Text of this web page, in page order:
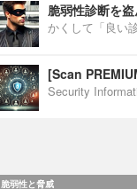
脆弱性診断を
かくして「良い
[Scan
Security
脆弱性と脅威